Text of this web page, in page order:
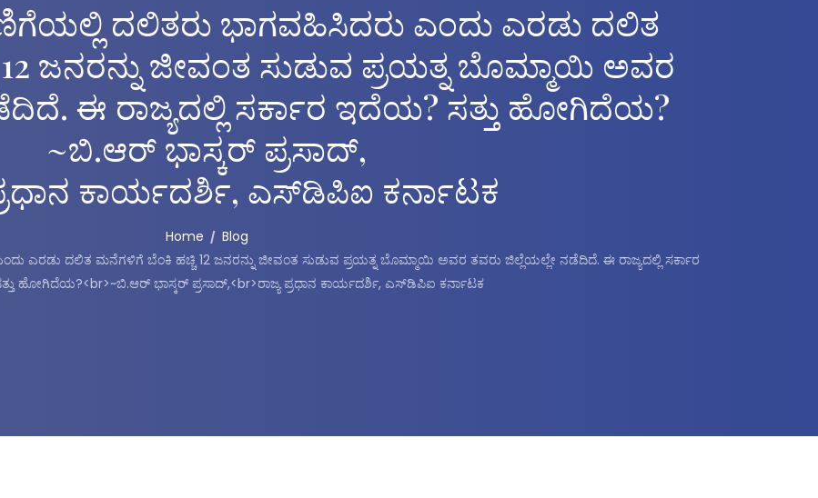
ದಲಿತರು ಭಾಗವಹಿಸಿದರು ಎಂದು ಎರಡು ದಲಿತ
ಜನರನ್ನು ಜೀವಂತ ಸುಡುವ ಪ್ರಯತ್ನ ಬೊಮ್ಮಾಯಿ ಅವರ
ಈ ರಾಜ್ಯದಲ್ಲಿ ಸರ್ಕಾರ ಇದೆಯ? ಸತ್ತು ಹೋಗಿದೆಯ?
~ಬಿ.ಆರ್ ಭಾಸ್ಕರ್ ಪ್ರಸಾದ್,
ಕಾರ್ಯದರ್ಶಿ, ಎಸ್‌ಡಿಪಿಐ ಕರ್ನಾಟಕ
Home
Blog
ಎರಡು ದಲಿತ ಮನೆಗಳಿಗೆ ಬೆಂಕಿ ಹಚ್ಚಿ 12 ಜನರನ್ನು ಜೀವಂತ ಸುಡುವ ಪ್ರಯತ್ನ ಬೊಮ್ಮಾಯಿ ಅವರ ತವರು ಜಿಲ್ಲೆಯಲ್ಲೇ ನಡೆದಿದೆ. ಈ ರಾಜ್ಯದಲ್ಲಿ ಸರ್ಕಾರ
ಹೋಗಿದೆಯ?<br>~ಬಿ.ಆರ್ ಭಾಸ್ಕರ್ ಪ್ರಸಾದ್,<br>ರಾಜ್ಯ ಪ್ರಧಾನ ಕಾರ್ಯದರ್ಶಿ, ಎಸ್‌ಡಿಪಿಐ ಕರ್ನಾಟಕ